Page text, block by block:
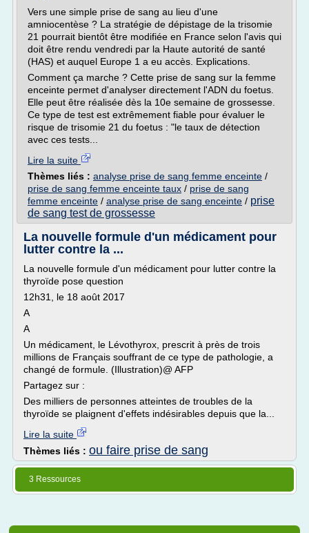
Vers une simple prise de sang au lieu d'une
amniocentèse ? La stratégie de dépistage de la trisomie
21 pourrait bientôt être modifiée en France selon l'avis qui
doit être rendu vendredi par la Haute autorité de santé
(HAS) et auquel Europe 1 a eu accès. Explications.
Comment ça marche ? Cette prise de sang sur la femme
enceinte permet d'analyser directement l'ADN du foetus.
Elle peut être réalisée dès la 10e semaine de grossesse.
Ce type de test est extrêmement fiable pour évaluer le
risque de trisomie 21 du foetus : "le taux de détection
avec ces tests...
Lire la suite
Thèmes liés : analyse prise de sang femme enceinte /
prise de sang femme enceinte taux / prise de sang
femme enceinte / analyse prise de sang enceinte / prise
de sang test de grossesse
La nouvelle formule d'un médicament pour
lutter contre la ...
La nouvelle formule d'un médicament pour lutter contre la
thyroïde pose question
12h31, le 18 août 2017
A
A
Un médicament, le Lévothyrox, prescrit à près de trois
millions de Français souffrant de ce type de pathologie, a
changé de formule. (Illustration)@ AFP
Partagez sur :
Des milliers de personnes atteintes de troubles de la
thyroïde se plaignent d'effets indésirables depuis que la...
Lire la suite
Thèmes liés : ou faire prise de sang
3 Ressources